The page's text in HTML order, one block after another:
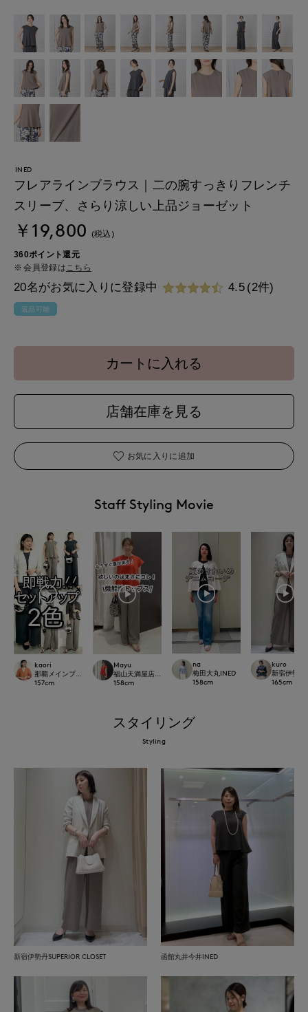
INED
フレアラインブラウス｜二の腕すっきりフレンチ
スリーブ、さらり涼しい上品ジョーゼット
￥19,800 (税込)
360ポイント還元
会員登録は こちら
20名がお気に入りに登録中 4.5 (2件)
返品可能
カートに入れる
店舗在庫を見る
お気に入りに追加
Staff Styling Movie
kaori
那覇メインプレイスI.T.'S.international
157cm
Mayu
福山天満屋店INED/7-IDconcept./Maglie
158cm
na
梅田大丸INED
158cm
kuro
新宿伊勢丹
165cm
スタイリング
Styling
新宿伊勢丹SUPERIOR CLOSET 函館丸井今井INED